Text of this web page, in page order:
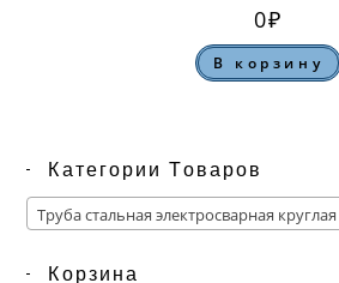
0₽
В корзину
Категории Товаров
Труба стальная электросварная круглая
Корзина